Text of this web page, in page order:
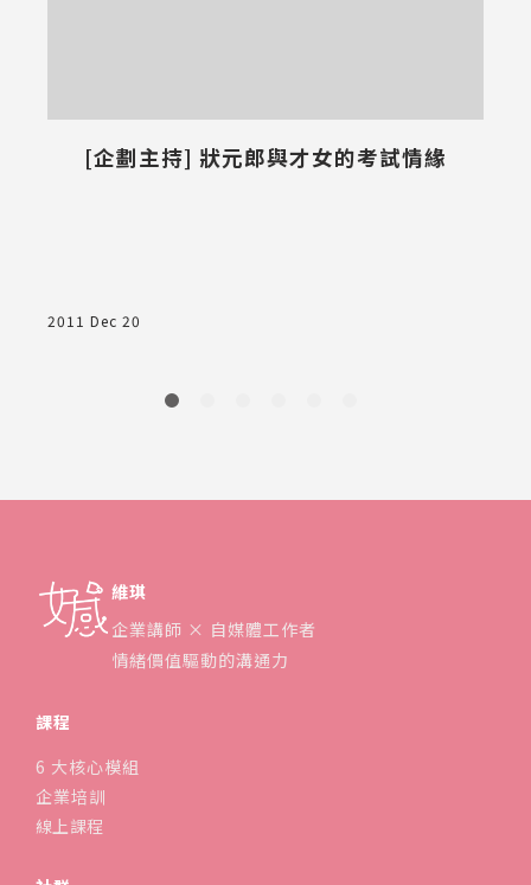
[企劃主持] 狀元郎與才女的考試情緣
2011 Dec 20
維琪
企業講師 × 自媒體工作者
情緒價值驅動的溝通力
課程
6 大核心模組
企業培訓
線上課程